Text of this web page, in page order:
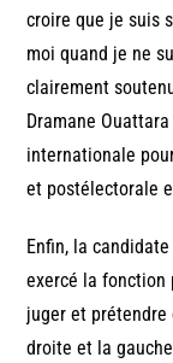
croire que je suis
moi quand je ne
clairement
Dramane
internationale
et postélectorale
Enfin, la
exercé la
juger et prétendre
droite et la